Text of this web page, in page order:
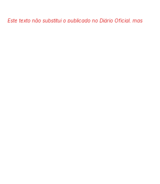
Este texto não substitui o publicado no Diário Oficial, mas